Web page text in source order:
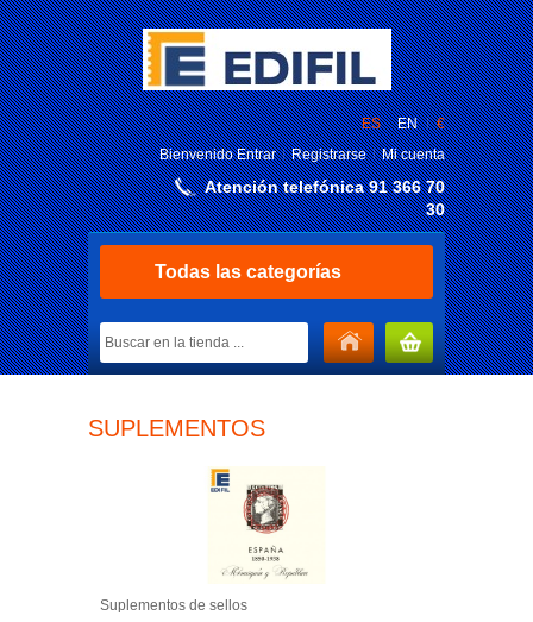
€
ES
EN
BienvenidoEntrar Registrarse Mi cuenta
Atención telefónica 91 366 70
30
Todas las categorías
MI CARRITO
SUPLEMENTOS
Suplementos de sellos